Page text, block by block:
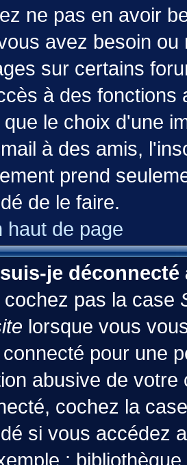
ne pas en avoir
avez besoin
sur certains
à des fonctions
le choix d'une
à des amis,
prend
de le faire.
haut de page
je
pas la case
lorsque vous
pour une
abusive de
cochez la
si vous accédez
: